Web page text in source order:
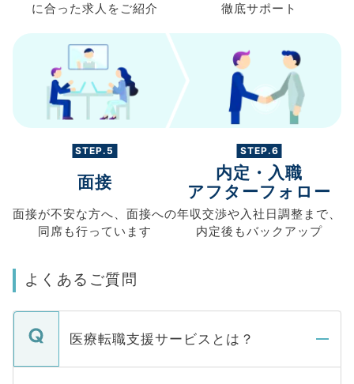
に合った求人を ご紹介
徹底サポート
STEP.5
面接
面接が不安な方へ、 面接への
同席も行っています
STEP.6
内定・入職
アフターフォロー
年収交渉や入社日調整まで、
内定後もバックアップ
よくあるご質問
医療転職支援サービスとは？